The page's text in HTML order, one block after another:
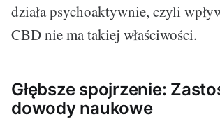
działa psychoaktywnie, czyli
CBD nie ma takiej właściwości.
Głębsze spojrzenie:
dowody naukowe